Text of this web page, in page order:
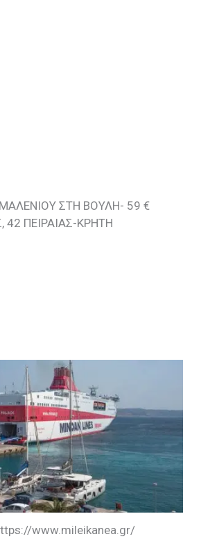
ΣΤΗ ΒΟΥΛΗ- 59 €
42 ΠΕΙΡΑΙΑΣ-ΚΡΗΤΗ
www.mileikanea.gr/